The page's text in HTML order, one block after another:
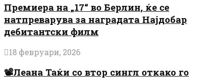
Премиера на „17“ во Берлин, ќе се
натпреварува за наградата Најдобар
дебитантски филм
18 февруари, 2026
📽️Леана Таќи со втор сингл откако го